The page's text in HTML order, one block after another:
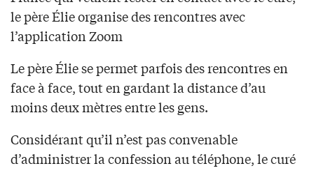
le père Élie organise des rencontres avec
l’application Zoom
Le père Élie se permet parfois des rencontres en
face à face, tout en gardant la distance d’au
moins deux mètres entre les gens.
Considérant qu’il n’est pas convenable
d’administrer la confession au téléphone, le curé